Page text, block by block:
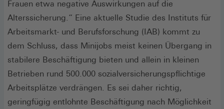
Frauen etwa negative Auswirkungen auf die
Alterssicherung.“ Eine aktuelle Studie des Instituts für
Arbeitsmarkt- und Berufsforschung (IAB) kommt zu
dem Schluss, dass Minijobs meist keinen Übergang in
stabilere Beschäftigung bieten und allein in kleinen
Betrieben rund 500.000 sozialversicherungspflichtige
Arbeitsplätze verdrängen. Es sei daher richtig,
geringfügig entlohnte Beschäftigung nach Möglichkeit